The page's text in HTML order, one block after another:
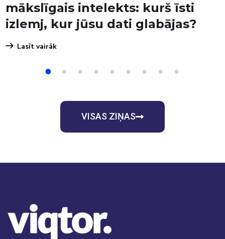
mākslīgais intelekts: kurš īsti
izlemj, kur jūsu dati glabājas?
Lasīt vairāk
1 2 3 4 5 6 7 8 9
VISAS ZIŅAS